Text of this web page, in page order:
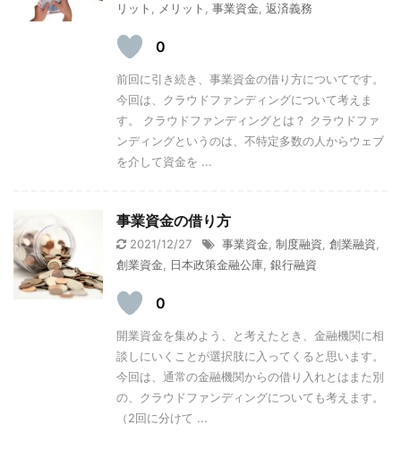
リット
メリット 事業資金 返済義務
0
前回に引き続き、事業資金の借り方についてです。
今回は、クラウドファンディングについて考えま
す。 クラウドファンディングとは？ クラウドファ
ンディングというのは、不特定多数の人からウェブ
を介して資金を ...
事業資金の借り方
2021/12/27 事業資金 制度融資 創業融資
創業資金
日本政策金融公庫 銀行融資
0
開業資金を集めよう、と考えたとき、金融機関に相
談しにいくことが選択肢に入ってくると思います。
今回は、通常の金融機関からの借り入れとはまた別
の、クラウドファンディングについても考えます。
（2回に分けて ...